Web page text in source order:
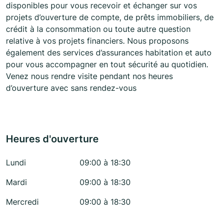
disponibles pour vous recevoir et échanger sur vos
projets d’ouverture de compte, de prêts immobiliers, de
crédit à la consommation ou toute autre question
relative à vos projets financiers. Nous proposons
également des services d’assurances habitation et auto
pour vous accompagner en tout sécurité au quotidien.
Venez nous rendre visite pendant nos heures
d’ouverture avec sans rendez-vous
Heures d'ouverture
Lundi
09:00 à 18:30
Mardi
09:00 à 18:30
Mercredi
09:00 à 18:30